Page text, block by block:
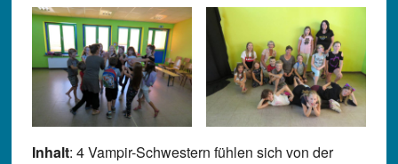
Inhalt: 4 Vampir-Schwestern fühlen sich von der